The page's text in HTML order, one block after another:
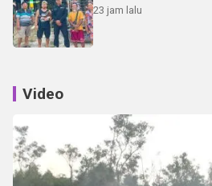
23 jam lalu
Video